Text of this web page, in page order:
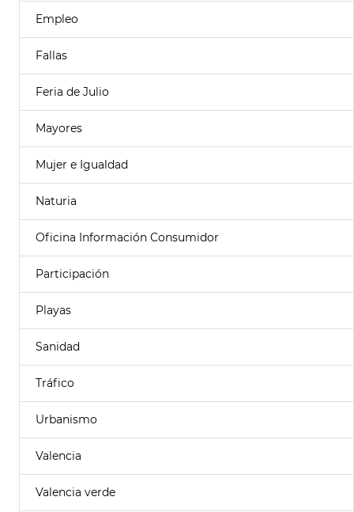
Empleo
Fallas
Feria de Julio
Mayores
Mujer e Igualdad
Naturia
Oficina Información Consumidor
Participación
Playas
Sanidad
Tráfico
Urbanismo
Valencia
Valencia verde